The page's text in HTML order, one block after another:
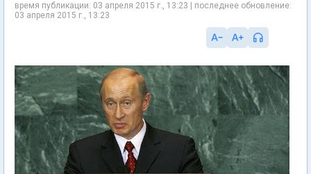
время публикации: 03 апреля 2015 г., 13:23 | последнее обновление:
03 апреля 2015 г., 13:23